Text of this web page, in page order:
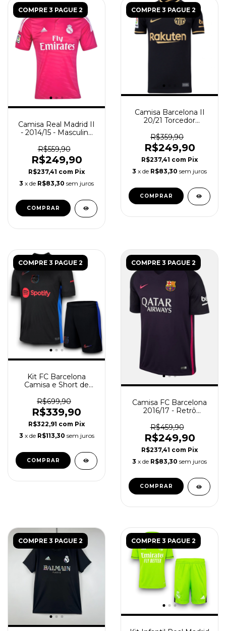
COMPRE 3 PAGUE 2
Camisa Real Madrid II
- 2014/15 - Masculino
R$559,90
R$249,90
R$237,41 com Pix
3 x de R$83,30 sem juros
COMPRAR
COMPRE 3 PAGUE 2
Camisa Barcelona II
20/21 Torcedor
R$359,90
R$249,90
R$237,41 com Pix
3 x de R$83,30 sem juros
COMPRAR
COMPRE 3 PAGUE 2
Kit FC Barcelona
Camisa e Short de
R$699,90
R$339,90
R$322,91 com Pix
3 x de R$113,30 sem juros
COMPRAR
COMPRE 3 PAGUE 2
Camisa FC Barcelona
2016/17 - Retrô
R$459,90
R$249,90
R$237,41 com Pix
3 x de R$83,30 sem juros
COMPRAR
COMPRE 3 PAGUE 2 COMPRE 3 PAGUE 2